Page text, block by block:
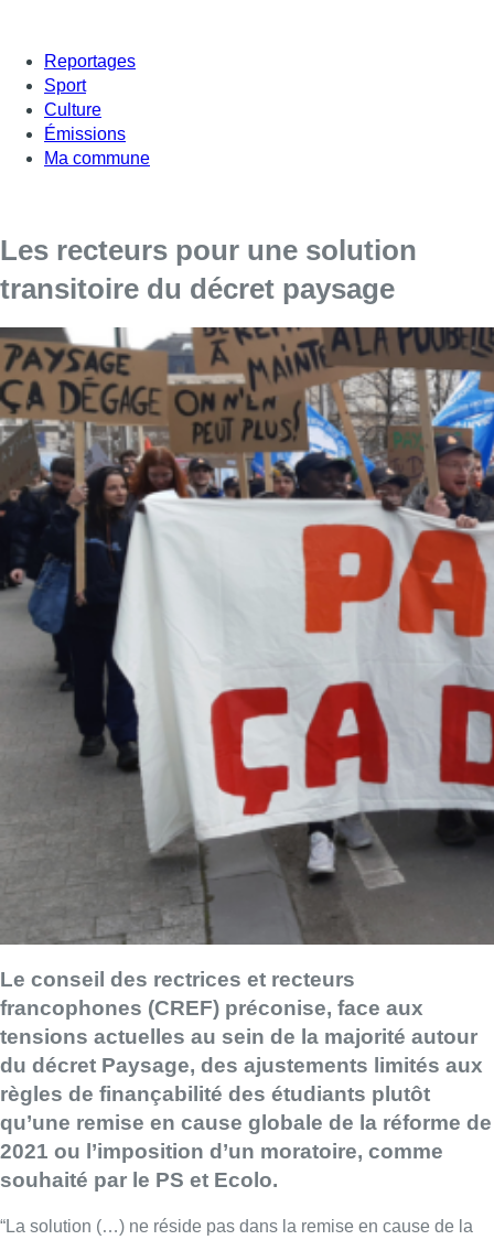
Reportages
Sport
Culture
Émissions
Ma commune
Les recteurs pour une solution
transitoire du décret paysage
Le conseil des rectrices et recteurs
francophones (CREF) préconise, face aux
tensions actuelles au sein de la majorité autour
du décret Paysage, des ajustements limités aux
règles de finançabilité des étudiants plutôt
qu’une remise en cause globale de la réforme de
2021 ou l’imposition d’un moratoire, comme
souhaité par le PS et Ecolo.
“La solution (…) ne réside pas dans la remise en cause de la